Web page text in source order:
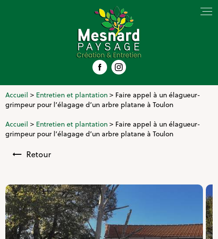
Accueil > Entretien et plantation > Faire appel à un élagueur-
grimpeur pour l’élagage d’un arbre platane à Toulon
Accueil > Entretien et plantation > Faire appel à un élagueur-
grimpeur pour l’élagage d’un arbre platane à Toulon
Retour
Panneau de gestion des cookies